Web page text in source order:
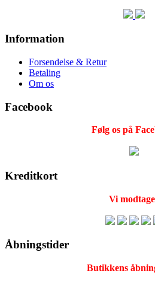
Information
Forsendelse & Retur
Betaling
Om os
Facebook
Følg os på
Kreditkort
Vi
Åbningstider
Butikkens